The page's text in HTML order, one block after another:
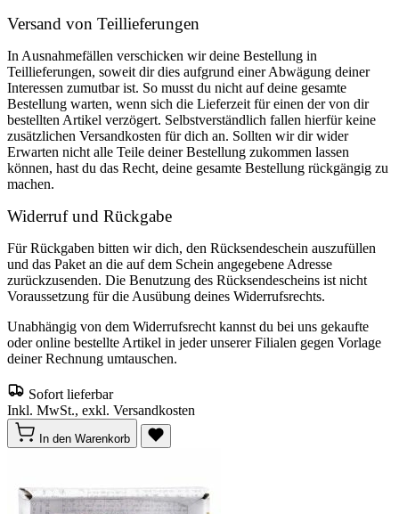
Versand von Teillieferungen
In Ausnahmefällen verschicken wir deine Bestellung in
Teillieferungen, soweit dir dies aufgrund einer Abwägung deiner
Interessen zumutbar ist. So musst du nicht auf deine gesamte
Bestellung warten, wenn sich die Lieferzeit für einen der von dir
bestellten Artikel verzögert. Selbstverständlich fallen hierfür keine
zusätzlichen Versandkosten für dich an. Sollten wir dir wider
Erwarten nicht alle Teile deiner Bestellung zukommen lassen
können, hast du das Recht, deine gesamte Bestellung rückgängig zu
machen.
Widerruf und Rückgabe
Für Rückgaben bitten wir dich, den Rücksendeschein auszufüllen
und das Paket an die auf dem Schein angegebene Adresse
zurückzusenden. Die Benutzung des Rücksendescheins ist nicht
Voraussetzung für die Ausübung deines Widerrufsrechts.
Unabhängig von dem Widerrufsrecht kannst du bei uns gekaufte
oder online bestellte Artikel in jeder unserer Filialen gegen Vorlage
deiner Rechnung umtauschen.
Sofort lieferbar
Inkl. MwSt., exkl. Versandkosten
In den Warenkorb